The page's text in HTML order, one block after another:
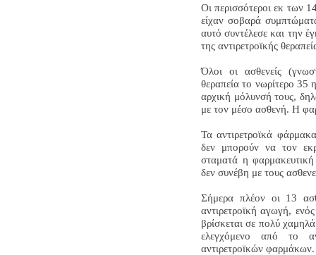
Οι περισσότεροι εκ των
είχαν σοβαρά
αυτό συντέλεσε και την
της αντιρετροϊκής
Όλοι οι ασθενείς
θεραπεία το νωρίτερο 35
αρχική μόλυνσή τους,
με τον μέσο ασθενή. Η
Τα αντιρετροϊκά
δεν μπορούν να τον
σταματά η
δεν συνέβη με τους
Σήμερα πλέον οι 13
αντιρετροϊκή αγωγή,
βρίσκεται σε πολύ
ελεγχόμενο από το
αντιρετροϊκών φαρμάκων.